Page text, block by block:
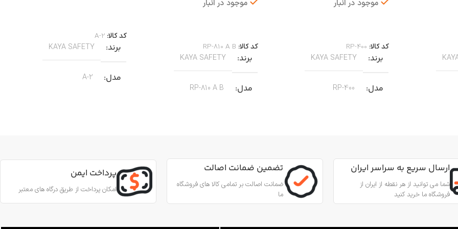
افقی و
موجود در انبار
کد کالا: RP-400
برند KAYA SAFETY
مدل RP-400
بادامک درونی
آلیاژ آلومینیوم و فولاد ضد زنگ 316
موجود در انبار
کد کالا: RP-810 A B
برند KAYA SAFETY
مدل RP-810 A B
مناسب برای کارهای عمودی، افقی و
جنس آلومینیوم
کد کالا:A-2
برند KAYA SAFETY
مدل A-2
قطر طناب
وزن
ارسال سریع به سراسر ایران
شما می توانید از هر نقطه از ایران از
فروشگاه ما خرید کنید
تضمین ضمانت اصالت
ضمانت اصالت بر تمامی کالا های فروشگاه
ما
پرداخت ایمن
امکان پرداخت از طریق درگاه های معتبر